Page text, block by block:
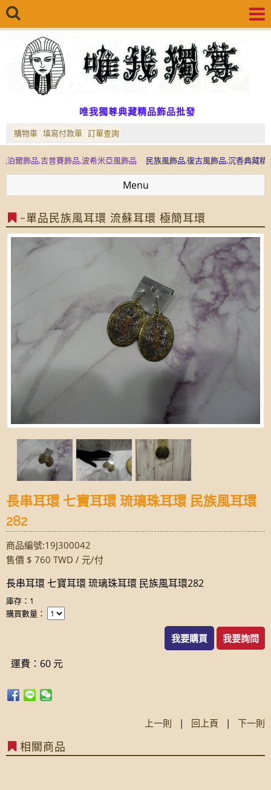
唯我獨尊典藏精品飾品批發
購物車 填寫付款單 訂單查詢
,吉普賽飾品,波希米亞風飾品 民族風飾品,復古風飾品,沉香典藏精品,檜木
Menu
~單品民族風耳環 流蘇耳環 極簡耳環
長串耳環 七寶耳環 琉璃珠耳環 民族風耳環
282
商品編號:19J300042
售價 $ 760 TWD / 元/付
長串耳環 七寶耳環 琉璃珠耳環 民族風耳環282
庫存：1
購買數量：
我要購買 我要詢問
運費：60 元
上一則 | 回上頁 | 下一則
相關商品